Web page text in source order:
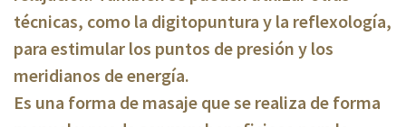
técnicas, como la digitopuntura y la reflexología,
para estimular los puntos de presión y los
meridianos de energía.
Es una forma de masaje que se realiza de forma